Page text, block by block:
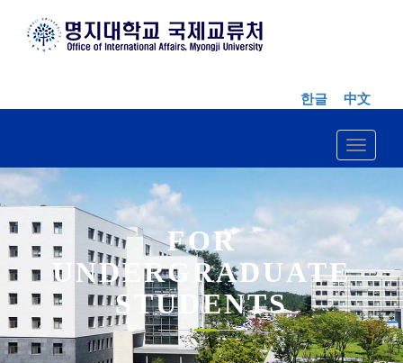
한글 中文
Toggle
FOR
UNDERGRADUATE
STUDENTS